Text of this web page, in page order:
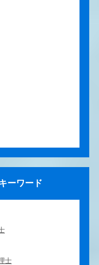
ーワード
士